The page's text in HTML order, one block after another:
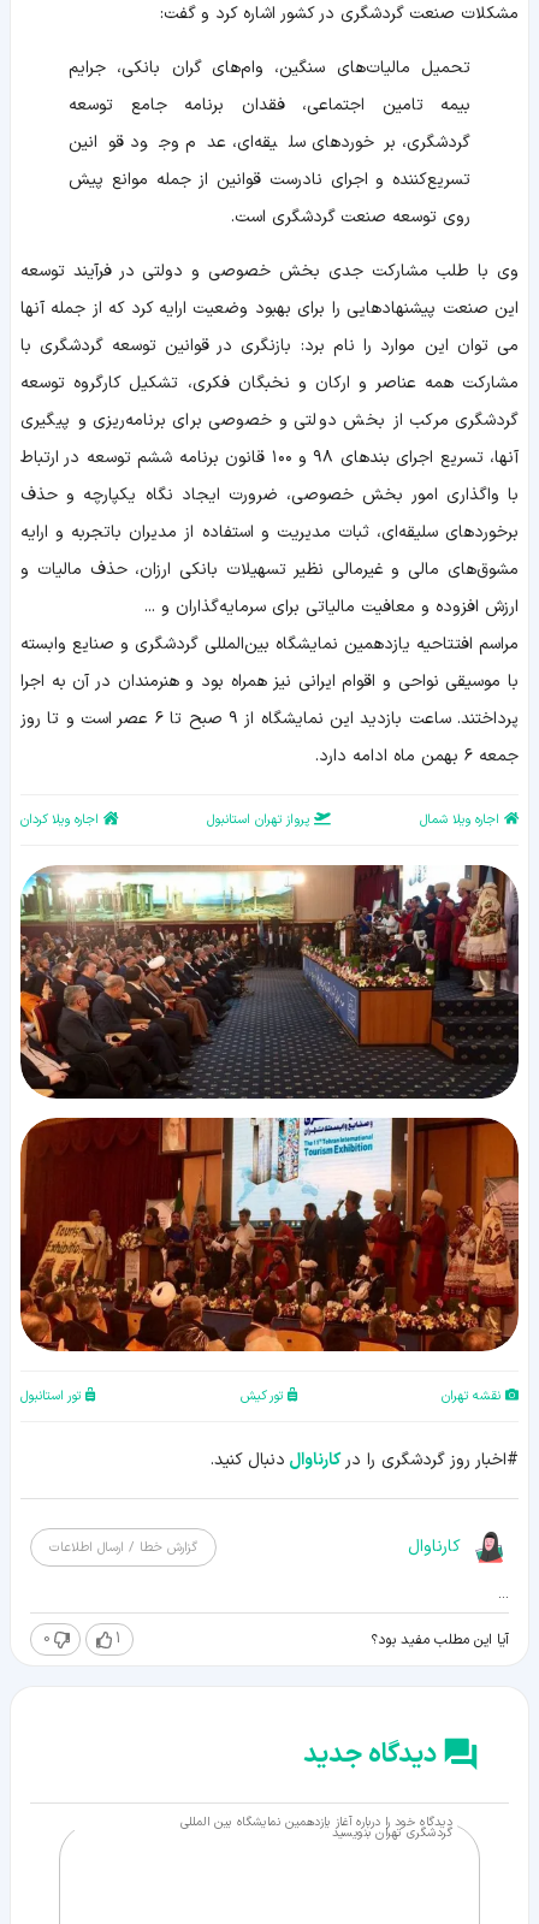
مشکلات صنعت گردشگری در کشور اشاره کرد و گفت:
تحمیل مالیات‌های سنگین، وام‌های گران بانکی، جرایم
بیمه تامین اجتماعی، فقدان برنامه جامع توسعه
گردشگری، برخوردهای سلیقه‌ای، عدم وجود قوانین
تسریع‌کننده و اجرای نادرست قوانین از جمله موانع پیش
روی توسعه صنعت گردشگری است.
وی با طلب مشارکت جدی بخش خصوصی و دولتی در فرآیند توسعه
این صنعت پیشنهادهایی را برای بهبود وضعیت ارایه کرد که از جمله آنها
می توان این موارد را نام برد: بازنگری در قوانین توسعه گردشگری با
مشارکت همه عناصر و ارکان و نخبگان فکری، تشکیل کارگروه توسعه
گردشگری مرکب از بخش دولتی و خصوصی برای برنامه‌ریزی و پیگیری
آنها، تسریع اجرای بندهای ۹۸ و ۱۰۰ قانون برنامه ششم توسعه در ارتباط
با واگذاری امور بخش خصوصی، ضرورت ایجاد نگاه یکپارچه و حذف
برخوردهای سلیقه‌ای، ثبات مدیریت و استفاده از مدیران باتجربه و ارایه
مشوق‌های مالی و غیرمالی نظیر تسهیلات بانکی ارزان، حذف مالیات و
ارزش افزوده و معافیت مالیاتی برای سرمایه‌گذاران و ...
مراسم افتتاحیه یازدهمین نمایشگاه بین‌المللی گردشگری و صنایع وابسته
با موسیقی نواحی و اقوام ایرانی نیز همراه بود و هنرمندان در آن به اجرا
پرداختند. ساعت بازدید این نمایشگاه از ۹ صبح تا ۶ عصر است و تا روز
جمعه ۶ بهمن ماه ادامه دارد.
اجاره ویلا شمال پرواز تهران استانبول اجاره ویلا کردان
نقشه تهران تور کیش تور استانبول
#اخبار روز گردشگری را درکارناوال دنبال کنید.
کارناوال گزارش خطا / ارسال اطلاعات
...
آیا این مطلب مفید بود؟ 1
0
دیدگاه جدید
دیدگاه خود را درباره آغاز یازدهمین نمایشگاه بین المللی
گردشگری تهران بنویسید